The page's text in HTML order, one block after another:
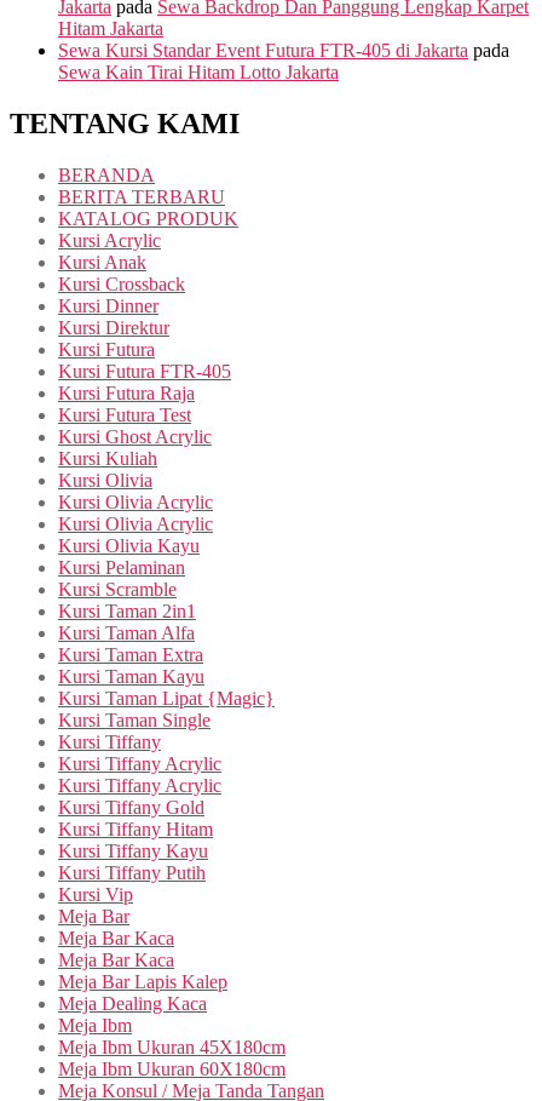
Jakarta pada Sewa Backdrop Dan Panggung Lengkap Karpet
Hitam Jakarta
Sewa Kursi Standar Event Futura FTR-405 di Jakarta pada
Sewa Kain Tirai Hitam Lotto Jakarta
TENTANG KAMI
BERANDA
BERITA TERBARU
KATALOG PRODUK
Kursi Acrylic
Kursi Anak
Kursi Crossback
Kursi Dinner
Kursi Direktur
Kursi Futura
Kursi Futura FTR-405
Kursi Futura Raja
Kursi Futura Test
Kursi Ghost Acrylic
Kursi Kuliah
Kursi Olivia
Kursi Olivia Acrylic
Kursi Olivia Acrylic
Kursi Olivia Kayu
Kursi Pelaminan
Kursi Scramble
Kursi Taman 2in1
Kursi Taman Alfa
Kursi Taman Extra
Kursi Taman Kayu
Kursi Taman Lipat {Magic}
Kursi Taman Single
Kursi Tiffany
Kursi Tiffany Acrylic
Kursi Tiffany Acrylic
Kursi Tiffany Gold
Kursi Tiffany Hitam
Kursi Tiffany Kayu
Kursi Tiffany Putih
Kursi Vip
Meja Bar
Meja Bar Kaca
Meja Bar Kaca
Meja Bar Lapis Kalep
Meja Dealing Kaca
Meja Ibm
Meja Ibm Ukuran 45X180cm
Meja Ibm Ukuran 60X180cm
Meja Konsul / Meja Tanda Tangan